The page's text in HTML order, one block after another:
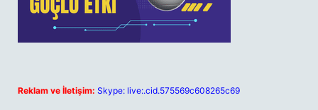
Reklam ve İletişim: Skype: live:.cid.575569c608265c69